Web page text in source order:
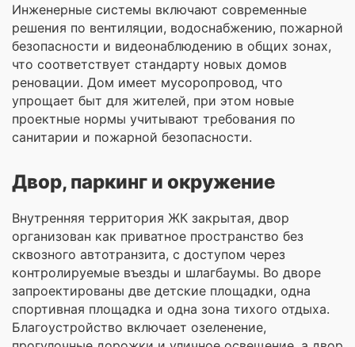
Инженерные системы включают современные
решения по вентиляции, водоснабжению, пожарной
безопасности и видеонаблюдению в общих зонах,
что соответствует стандарту новых домов
реновации. Дом имеет мусоропровод, что
упрощает быт для жителей, при этом новые
проектные нормы учитывают требования по
санитарии и пожарной безопасности.
Двор, паркинг и окружение
Внутренняя территория ЖК закрытая, двор
организован как приватное пространство без
сквозного автотранзита, с доступом через
контролируемые въезды и шлагбаумы. Во дворе
запроектированы две детские площадки, одна
спортивная площадка и одна зона тихого отдыха.
Благоустройство включает озеленение,